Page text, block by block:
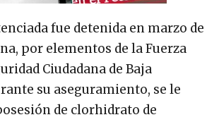
fue detenida en marzo de
por elementos de la Fuerza
Ciudadana de Baja
su aseguramiento, se le
de clorhidrato de